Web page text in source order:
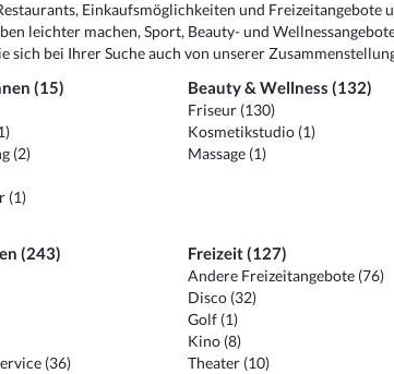
Einkaufsmöglichkeiten und Freizeitangebote
leichter machen, Sport, Beauty- und
sich bei Ihrer Suche auch von unserer
(15)
(2)
(1)
Beauty & Wellness (132)
Friseur (130)
Kosmetikstudio (1)
Massage (1)
(243)
(36)
Freizeit (127)
Andere Freizeitangebote (76)
Disco (32)
Golf (1)
Kino (8)
Theater (10)